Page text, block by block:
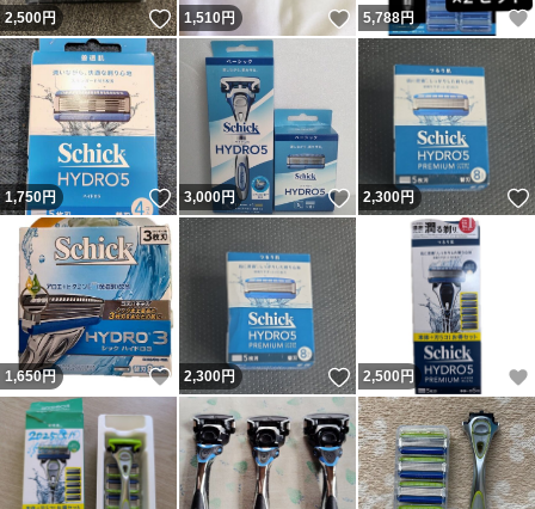
2,500円 いいね！
1,510円 いいね！
5,788円
1,750円 いいね！
3,000円 いいね！
2,300円
1,650円 いいね！
2,300円 いいね！
2,500 円